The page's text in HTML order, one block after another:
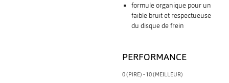
formule organique pour un
faible bruit et respectueuse
du disque de frein
PERFORMANCE
0 (PIRE) - 10 (MEILLEUR)